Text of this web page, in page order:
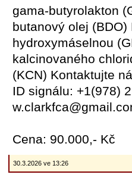
gama-butyrolakton
butanový olej
hydroxymáselnou
kalcinovaného
(KCN) Kontaktujte
ID signálu: +1(978)
Cena: 90.000,- Kč
30.3.2026 ve 13:26